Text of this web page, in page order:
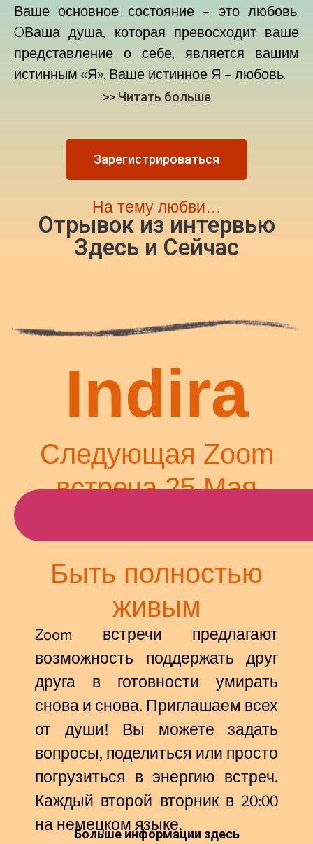
Ваше основное состояние – это любовь.
OВаша душа, которая превосходит ваше
представление о себе, является вашим
истинным «Я». Ваше истинное Я – любовь.
>> Читать больше
Зарегистрироваться
На тему любви…
Отрывок из интервью
Здесь и Сейчас
Indira
Следующая Zoom
встреча 25 Мая
Быть полностью
живым
Zoom встречи предлагают
возможность поддержать друг
друга в готовности умирать
снова и снова. Приглашаем всех
от души! Вы можете задать
вопросы, поделиться или просто
погрузиться в энергию встреч.
Каждый второй вторник в 20:00
на немецком языке.
Больше информации здесь